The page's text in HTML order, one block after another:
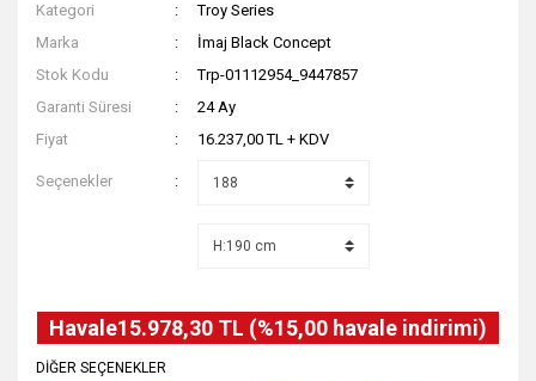
Kategori
Troy Series
Marka
İmaj Black Concept
Stok Kodu
Trp-01112954_9447857
Garanti Süresi
24 Ay
Fiyat
16.237,00 TL + KDV
Seçenekler
Havale15.978,30 TL (%15,00 havale indirimi)
DİĞER SEÇENEKLER